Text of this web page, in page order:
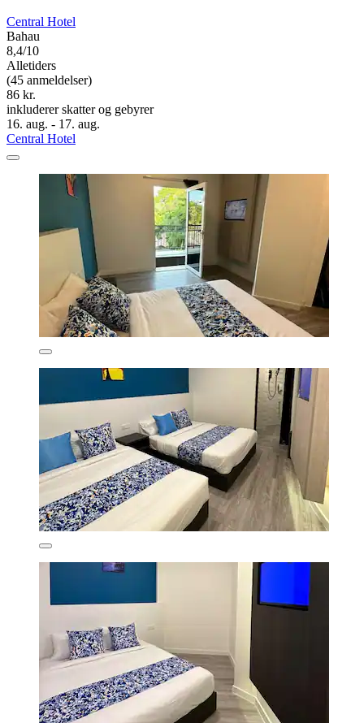
Central Hotel
Bahau
8,4/10
Alletiders
(45 anmeldelser)
86 kr.
inkluderer skatter og gebyrer
16. aug. - 17. aug.
Central Hotel